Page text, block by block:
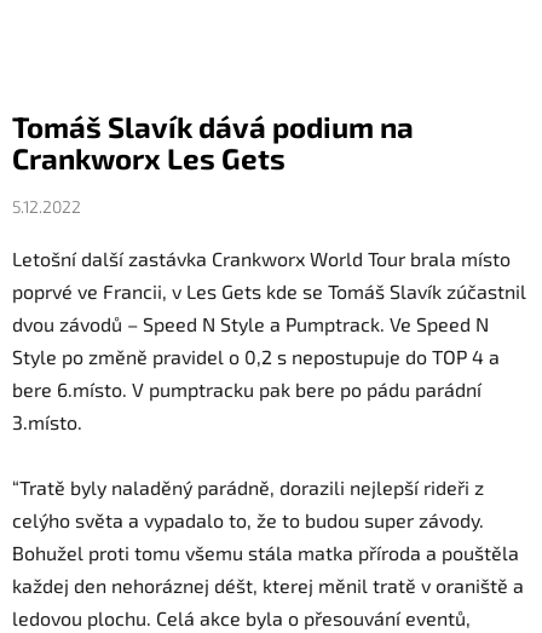
Tomáš Slavík dává podium na
Crankworx Les Gets
5.12.2022
Letošní další zastávka Crankworx World Tour brala místo
poprvé ve Francii, v Les Gets kde se Tomáš Slavík zúčastnil
dvou závodů – Speed N Style a Pumptrack. Ve Speed N
Style po změně pravidel o 0,2 s nepostupuje do TOP 4 a
bere 6.místo. V pumptracku pak bere po pádu parádní
3.místo.
“Tratě byly naladěný parádně, dorazili nejlepší rideři z
celýho světa a vypadalo to, že to budou super závody.
Bohužel proti tomu všemu stála matka příroda a pouštěla
každej den nehoráznej déšt, kterej měnil tratě v oraniště a
ledovou plochu. Celá akce byla o přesouvání eventů,